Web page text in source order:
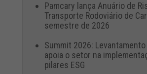
Pamcary lança Anuário de
Transporte Rodoviário de
semestre de 2026
Summit 2026:
apoia o setor na
pilares ESG